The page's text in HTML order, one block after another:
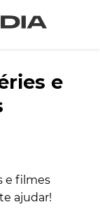
e
e filmes
ajudar!